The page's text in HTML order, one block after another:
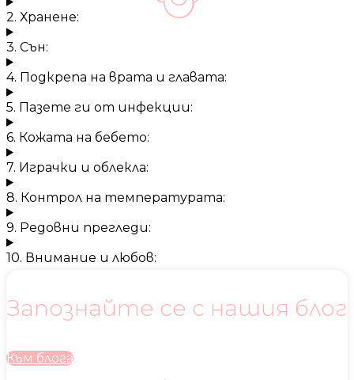
2. Хранене:
3. Сън:
4. Подкрепа на врата и главата:
5. Пазете ги от инфекции:
6. Кожата на бебето:
7. Играчки и облекла:
8. Контрол на температурата:
9. Редовни прегледи:
10. Внимание и любов:
Запознайте се с нашия блог
Към блога